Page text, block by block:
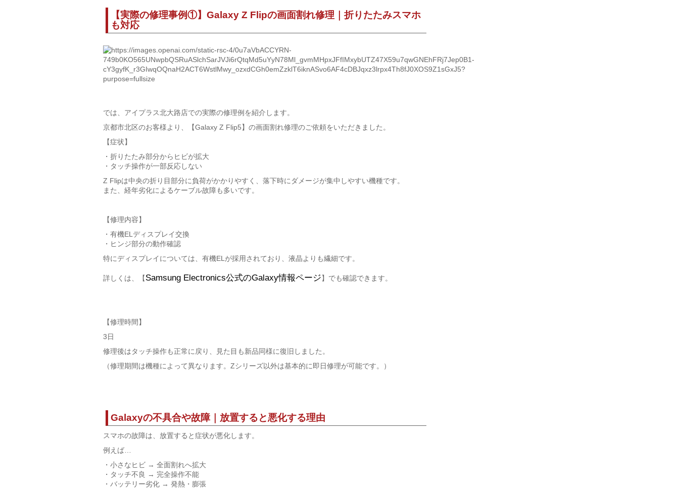
【実際の修理事例①】Galaxy Z Flipの画面割れ修理｜折りたたみスマホ
も対応
では、アイプラス北大路店での実際の修理例を紹介します。
京都市北区のお客様より、【Galaxy Z Flip5】の画面割れ修理のご依頼をいただきました。
【症状】
・折りたたみ部分からヒビが拡大
・タッチ操作が一部反応しない
Z Flipは中央の折り目部分に負荷がかかりやすく、落下時にダメージが集中しやすい機種です。
また、経年劣化によるケーブル故障も多いです。
【修理内容】
・有機ELディスプレイ交換
・ヒンジ部分の動作確認
特にディスプレイについては、有機ELが採用されており、液晶よりも繊細です。
詳しくは、【Samsung Electronics公式のGalaxy情報ページ】でも確認できます。
【修理時間】
3日
修理後はタッチ操作も正常に戻り、見た目も新品同様に復旧しました。
（修理期間は機種によって異なります。Zシリーズ以外は基本的に即日修理が可能です。）
Galaxyの不具合や故障｜放置すると悪化する理由
スマホの故障は、放置すると症状が悪化します。
例えば…
・小さなヒビ → 全面割れへ拡大
・タッチ不良 → 完全操作不能
・バッテリー劣化 → 発熱・膨張